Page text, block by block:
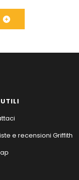
e recensioni Griffith